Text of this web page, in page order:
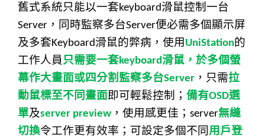
舊式系統只能以一套keyboard滑鼠控制一台
Server ，同時監察多台Server便必需多個顯示屏
及多套Keyboard滑鼠的弊病，使用 UniStation的
工作人員 只需要一套keyboard滑鼠，於多個螢
幕作大畫面或四分割監察多台Server ，只需拉
動鼠標至不同畫面即可輕鬆控制； 備有OSD選
單及server preview ，使用感更佳； server無縫
切換令工作更有效率；可設定多個不同用戶登